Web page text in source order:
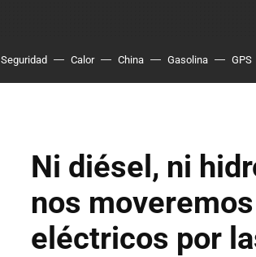
Seguridad Calor China Gasolina GPS
Ni diésel, ni
nos
eléctricos por